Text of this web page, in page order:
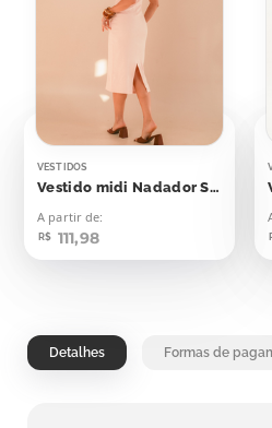
VESTIDOS
Vestido midi Nadador Soft Peach
A partir de:
R$ 111,98
Detalhes Formas de